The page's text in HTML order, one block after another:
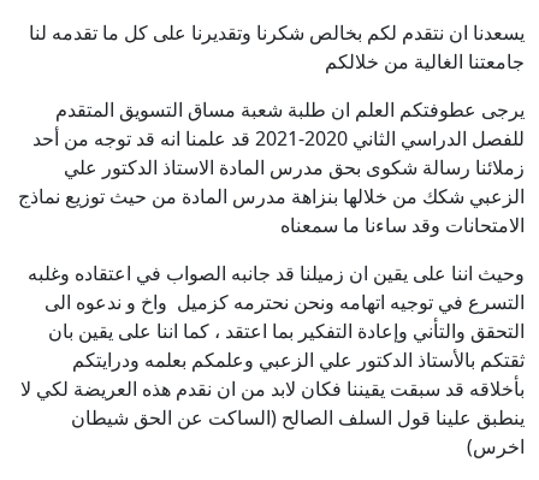
يسعدنا ان نتقدم لكم بخالص شكرنا وتقديرنا على كل ما تقدمه لنا
جامعتنا الغالية من خلالكم
يرجى عطوفتكم العلم ان طلبة شعبة مساق التسويق المتقدم
للفصل الدراسي الثاني 2020-2021 قد علمنا انه قد توجه من أحد
زملائنا رسالة شكوى بحق مدرس المادة الاستاذ الدكتور علي
الزعبي شكك من خلالها بنزاهة مدرس المادة من حيث توزيع نماذج
الامتحانات وقد ساءنا ما سمعناه
وحيث اننا على يقين ان زميلنا قد جانبه الصواب في اعتقاده وغلبه
التسرع في توجيه اتهامه ونحن نحترمه كزميل واخ و ندعوه الى
التحقق والتأني وإعادة التفكير بما اعتقد ، كما اننا على يقين بان
ثقتكم بالأستاذ الدكتور علي الزعبي وعلمكم بعلمه ودرايتكم
بأخلاقه قد سبقت يقيننا فكان لابد من ان نقدم هذه العريضة لكي لا
ينطبق علينا قول السلف الصالح (الساكت عن الحق شيطان
اخرس)